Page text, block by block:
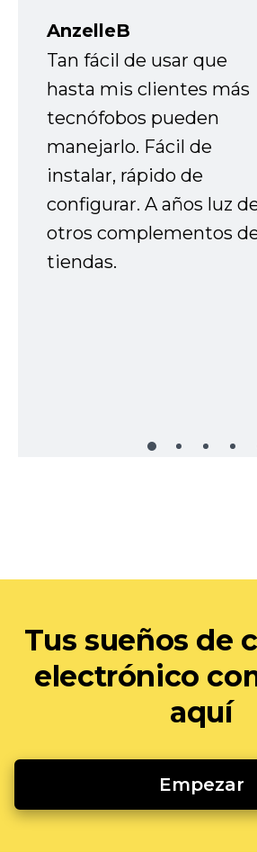
AnzelleB
Tan fácil de usar que
hasta mis clientes más
tecnófobos pueden
manejarlo. Fácil de
instalar, rápido de
configurar. A años luz
otros complementos
tiendas.
Tus sueños de
electrónico
aquí
Empezar